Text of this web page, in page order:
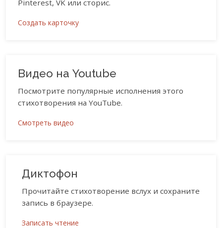
Pinterest, VK или сторис.
Создать карточку
Видео на Youtube
Посмотрите популярные исполнения этого
стихотворения на YouTube.
Смотреть видео
Диктофон
Прочитайте стихотворение вслух и сохраните
запись в браузере.
Записать чтение